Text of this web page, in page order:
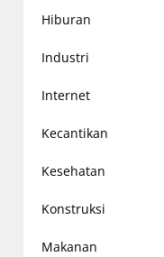
Hiburan
Industri
Internet
Kecantikan
Kesehatan
Konstruksi
Makanan